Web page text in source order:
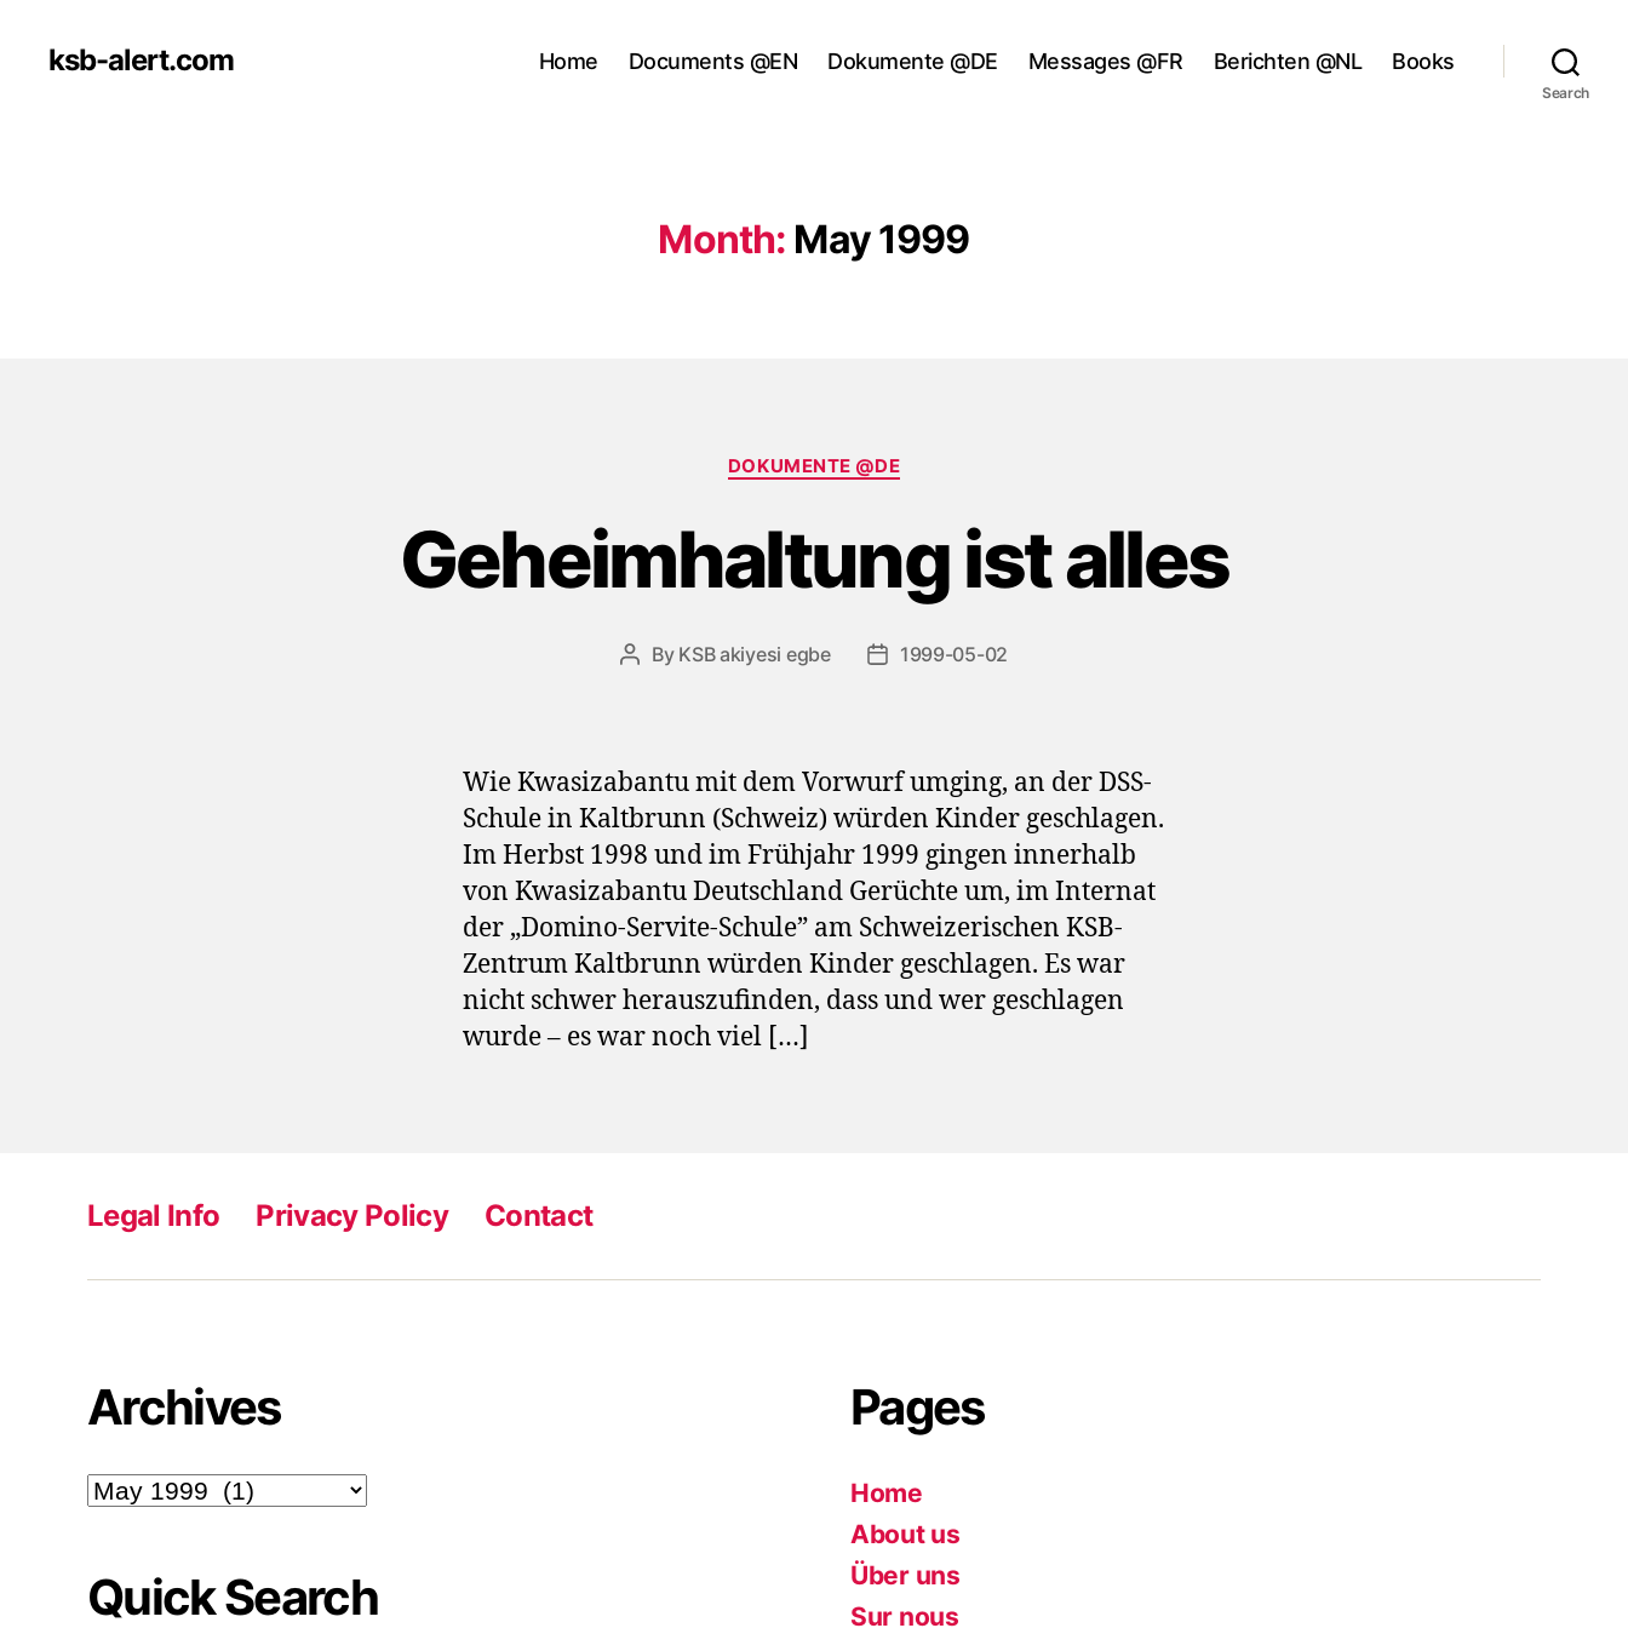
ksb-alert.com Home Documents @EN Dokumente @DE Messages @FR Berichten @NL Books
Search
Month: May 1999
Categories
DOKUMENTE @DE
Geheimhaltung ist alles
Post
By KSB akiyesi egbe
Post1999-05-02
Wie Kwasizabantu mit dem Vorwurf umging, an der DSS-
Schule in Kaltbrunn (Schweiz) würden Kinder geschlagen.
Im Herbst 1998 und im Frühjahr 1999 gingen innerhalb
von Kwasizabantu Deutschland Gerüchte um, im Internat
der „Domino-Servite-Schule” am Schweizerischen KSB-
Zentrum Kaltbrunn würden Kinder geschlagen. Es war
nicht schwer herauszufinden, dass und wer geschlagen
wurde – es war noch viel […]
Legal Info Privacy Policy Contact
Archives
Archives
Quick Search
Pages
Home
About us
Über uns
Sur nous